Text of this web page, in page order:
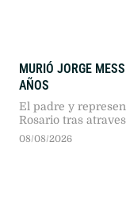
MURIÓ JORGE
AÑOS
El padre y
Rosario tras
del hombre que
08/08/2026